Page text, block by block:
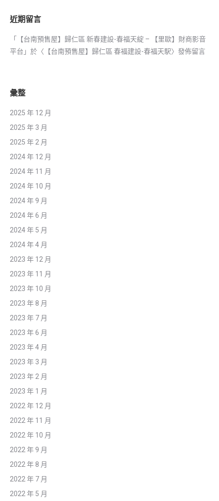
近期留言
「
【台南預售屋】歸仁區 新春建設-春福天綻 – 【里歐】財商影音
平台 」於〈 【台南預售屋】歸仁區 春福建設-春福天駅〉發佈留言
彙整
2025 年 12 月
2025 年 3 月
2025 年 2 月
2024 年 12 月
2024 年 11 月
2024 年 10 月
2024 年 9 月
2024 年 6 月
2024 年 5 月
2024 年 4 月
2023 年 12 月
2023 年 11 月
2023 年 10 月
2023 年 8 月
2023 年 7 月
2023 年 6 月
2023 年 4 月
2023 年 3 月
2023 年 2 月
2023 年 1 月
2022 年 12 月
2022 年 11 月
2022 年 10 月
2022 年 9 月
2022 年 8 月
2022 年 7 月
2022 年 5 月